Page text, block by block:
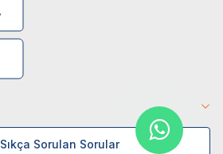
Sıkça Sorulan Sorular